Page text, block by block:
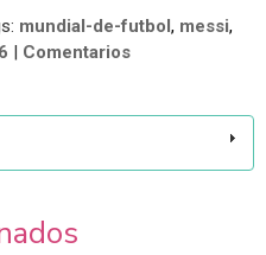
mundial-de-futbol messi
| Comentarios